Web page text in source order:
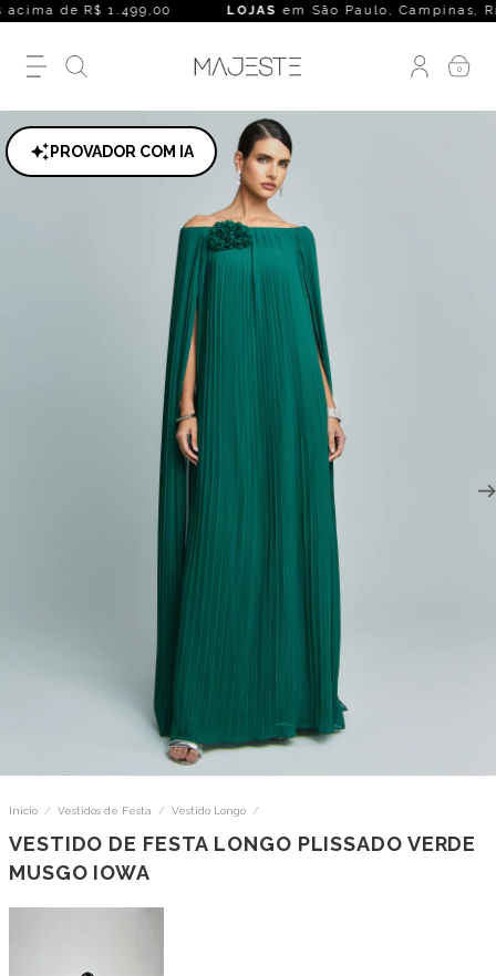
de R$ 1.499,00 LOJASem São Paulo, Campinas, Rio
0
PROVADOR COM IA
Início / Vestidos de Festa / Vestido Longo /
VESTIDO DE FESTA LONGO PLISSADO VERDE
MUSGO IOWA